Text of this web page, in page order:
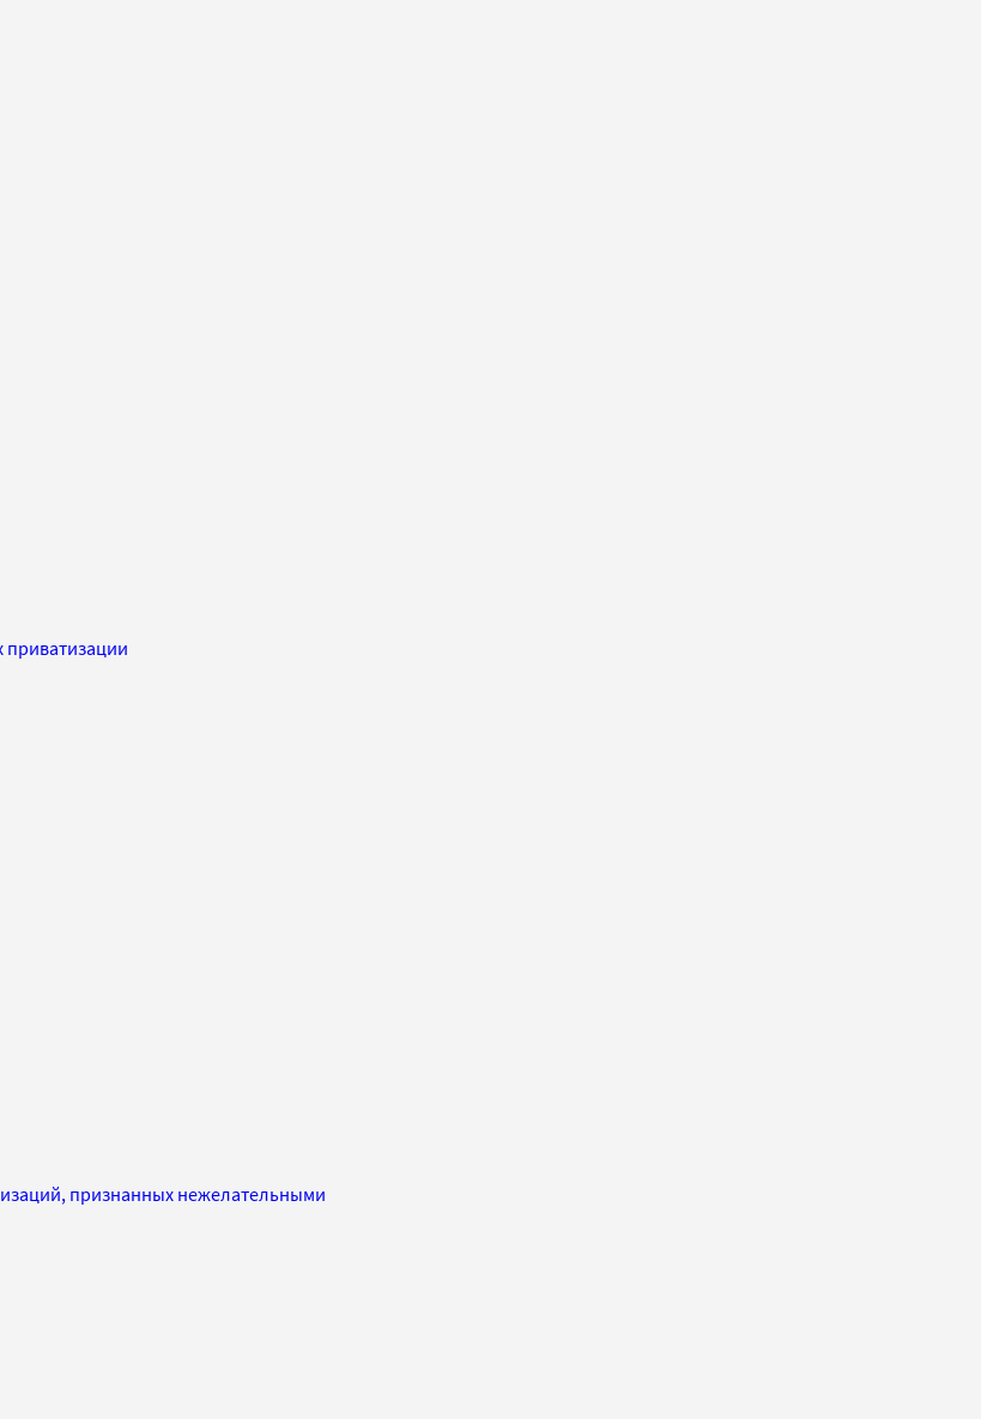
признанных нежелательными